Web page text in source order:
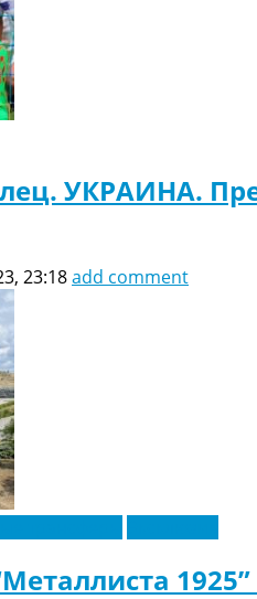
УКРАИНА.
23:18add comment